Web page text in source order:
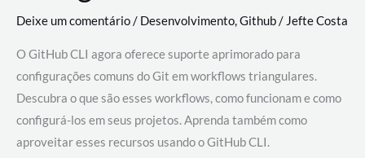
Deixe um comentário/ Desenvolvimento,Github/ Jefte Costa
O GitHub CLI agora oferece suporte aprimorado para
configurações comuns do Git em workflows triangulares.
Descubra o que são esses workflows, como funcionam e como
configurá-los em seus projetos. Aprenda também como
aproveitar esses recursos usando o GitHub CLI.